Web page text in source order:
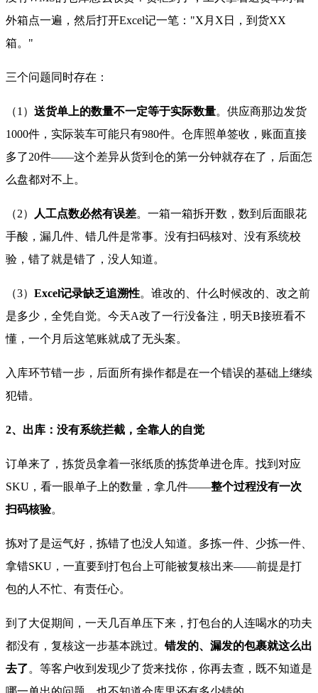
外箱点一遍，然后打开Excel记一笔："X月X日，到货XX
箱。"
三个问题同时存在：
（1） 送货单上的数量不一定等于实际数量。供应商那边发货
1000件，实际装车可能只有980件。仓库照单签收，账面直接
多了20件——这个差异从货到仓的第一分钟就存在了，后面怎
么盘都对不上。
（2） 人工点数必然有误差。一箱一箱拆开数，数到后面眼花
手酸，漏几件、错几件是常事。没有扫码核对、没有系统校
验，错了就是错了，没人知道。
（3） Excel记录缺乏追溯性。谁改的、什么时候改的、改之前
是多少，全凭自觉。今天A改了一行没备注，明天B接班看不
懂，一个月后这笔账就成了无头案。
入库环节错一步，后面所有操作都是在一个错误的基础上继续
犯错。
2、出库：没有系统拦截，全靠人的自觉
订单来了，拣货员拿着一张纸质的拣货单进仓库。找到对应
SKU，看一眼单子上的数量，拿几件——整个过程没有一次
扫码核验。
拣对了是运气好，拣错了也没人知道。多拣一件、少拣一件、
拿错SKU，一直要到打包台上可能被复核出来——前提是打
包的人不忙、有责任心。
到了大促期间，一天几百单压下来，打包台的人连喝水的功夫
都没有，复核这一步基本跳过。 错发的、漏发的包裹就这么出
去了。等客户收到发现少了货来找你，你再去查，既不知道是